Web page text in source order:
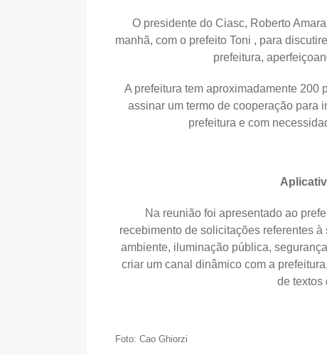
O presidente do Ciasc, Roberto
manhã, com o prefeito Toni , para
prefeitura,
A prefeitura tem aproximadamente
assinar um termo de cooperação para
prefeitura e com
Na reunião foi apresentado ao
recebimento de solicitações referentes
ambiente, iluminação pública,
criar um canal dinâmico com a
de textos
Foto: Cao Ghiorzi